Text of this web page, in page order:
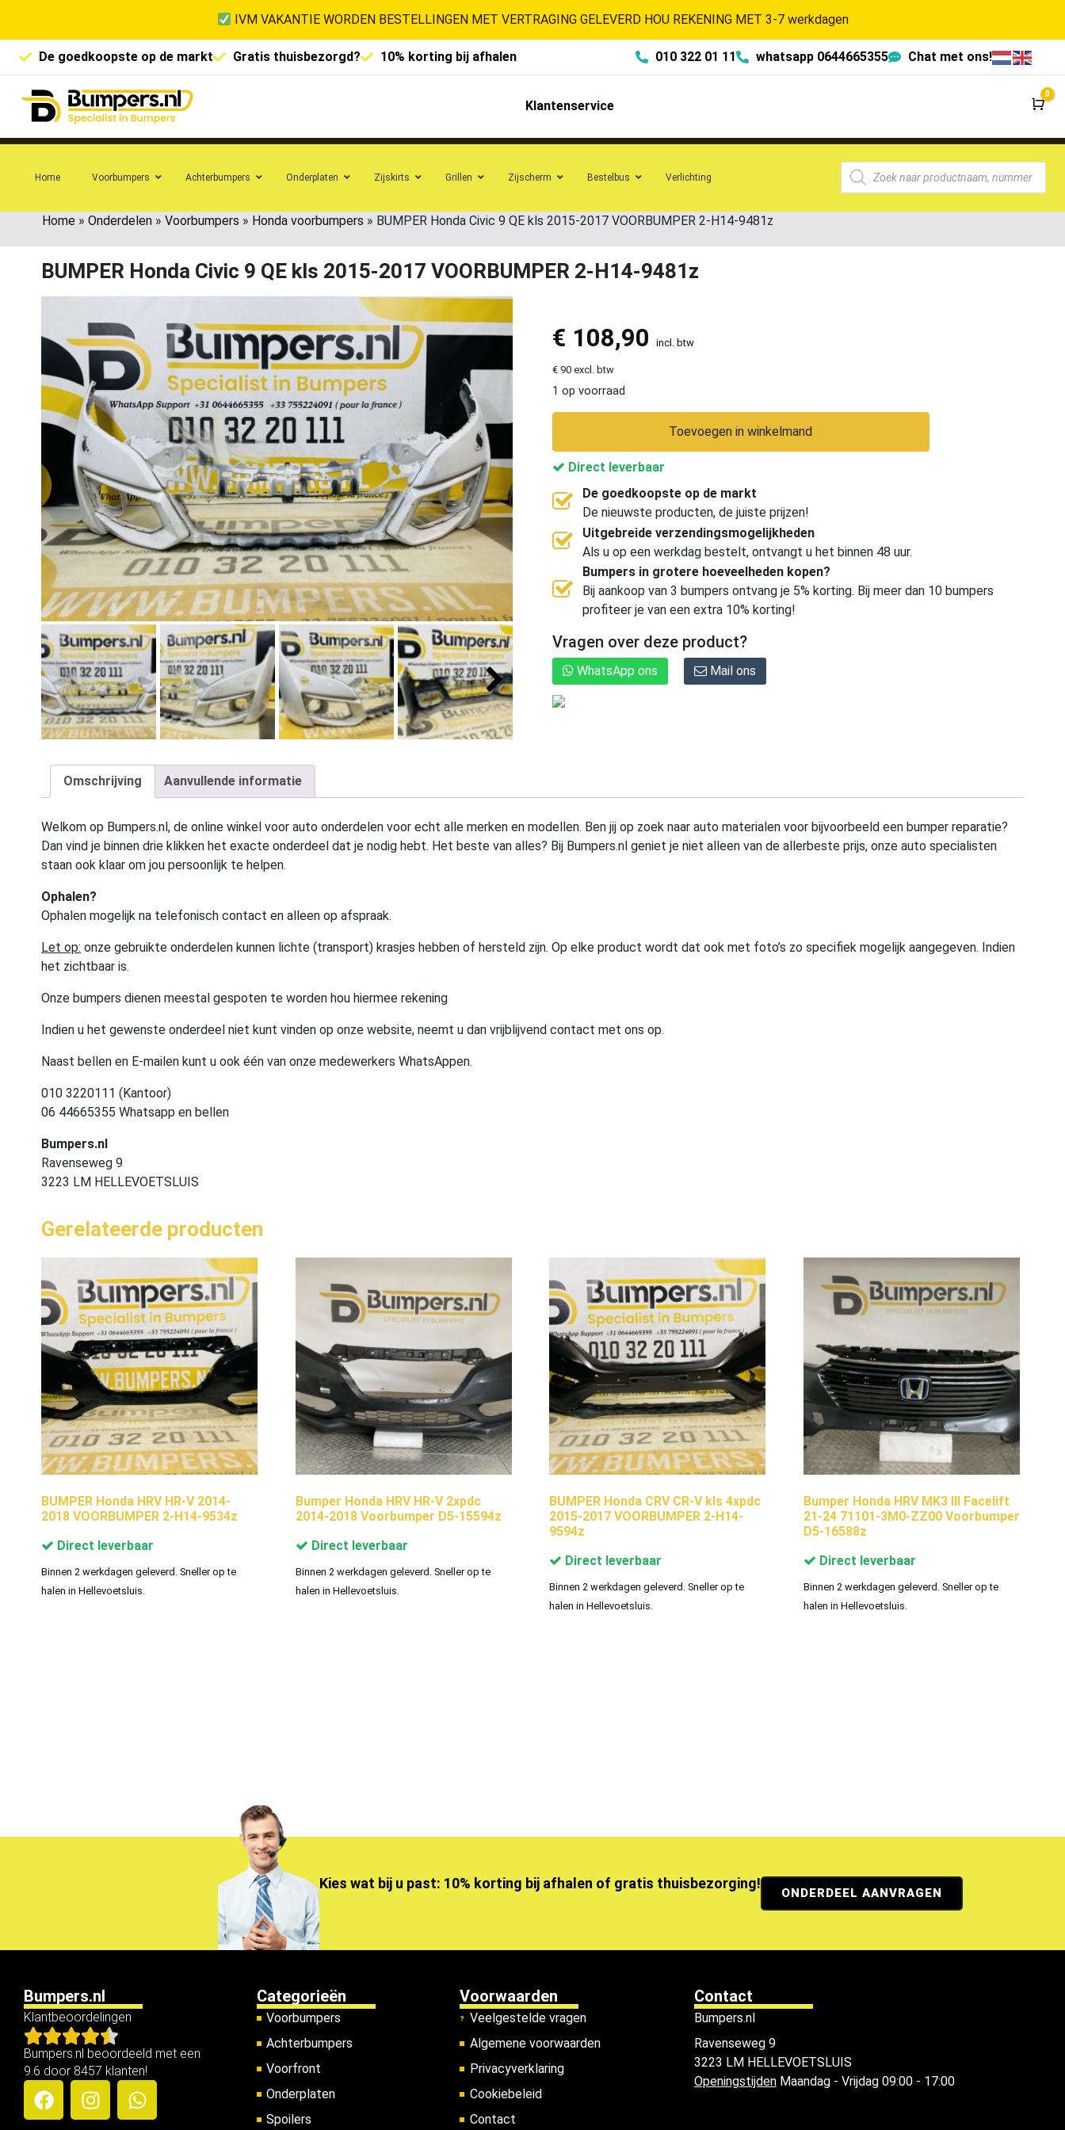
IVM VAKANTIE WORDEN BESTELLINGEN MET VERTRAGING GELEVERD HOU REKENING MET 3-7 werkdagen
De goedkoopste op de markt Gratis thuisbezorgd? 10% korting bij afhalen 010 322 01 11 whatsapp 0644665355 Chat met ons!
Klantenservice
0
Home Voorbumpers Achterbumpers Onderplaten Zijskirts Grillen Zijscherm Bestelbus Verlichting
Home » Onderdelen » Voorbumpers » Honda voorbumpers » BUMPER Honda Civic 9 QE kls 2015-2017 VOORBUMPER 2-H14-9481z
BUMPER Honda Civic 9 QE kls 2015-2017 VOORBUMPER 2-H14-9481z
€ 108,90 incl. btw
€ 90 excl. btw
1 op voorraad
Toevoegen in winkelmand
Direct leverbaar
De goedkoopste op de markt
De nieuwste producten, de juiste prijzen!
Uitgebreide verzendingsmogelijkheden
Als u op een werkdag bestelt, ontvangt u het binnen 48 uur.
Bumpers in grotere hoeveelheden kopen?
Bij aankoop van 3 bumpers ontvang je 5% korting. Bij meer dan 10 bumpers
profiteer je van een extra 10% korting!
Vragen over deze product?
WhatsApp ons Mail ons
Omschrijving Aanvullende informatie
Welkom op Bumpers.nl, de online winkel voor auto onderdelen voor echt alle merken en modellen. Ben jij op zoek naar auto materialen voor bijvoorbeeld een bumper reparatie?
Dan vind je binnen drie klikken het exacte onderdeel dat je nodig hebt. Het beste van alles? Bij Bumpers.nl geniet je niet alleen van de allerbeste prijs, onze auto specialisten
staan ook klaar om jou persoonlijk te helpen.
Ophalen?
Ophalen mogelijk na telefonisch contact en alleen op afspraak.
Let op: onze gebruikte onderdelen kunnen lichte (transport) krasjes hebben of hersteld zijn. Op elke product wordt dat ook met foto’s zo specifiek mogelijk aangegeven. Indien
het zichtbaar is.
Onze bumpers dienen meestal gespoten te worden hou hiermee rekening
Indien u het gewenste onderdeel niet kunt vinden op onze website, neemt u dan vrijblijvend contact met ons op.
Naast bellen en E-mailen kunt u ook één van onze medewerkers WhatsAppen.
010 3220111 (Kantoor)
06 44665355 Whatsapp en bellen
Bumpers.nl
Ravenseweg 9
3223 LM HELLEVOETSLUIS
Gerelateerde producten
BUMPER Honda HRV HR-V 2014-
2018 VOORBUMPER 2-H14-9534z
Direct leverbaar
Binnen 2 werkdagen geleverd. Sneller op te
halen in Hellevoetsluis.
Bumper Honda HRV HR-V 2xpdc
2014-2018 Voorbumper D5-15594z
Direct leverbaar
Binnen 2 werkdagen geleverd. Sneller op te
halen in Hellevoetsluis.
BUMPER Honda CRV CR-V kls 4xpdc
2015-2017 VOORBUMPER 2-H14-
9594z
Direct leverbaar
Binnen 2 werkdagen geleverd. Sneller op te
halen in Hellevoetsluis.
Bumper Honda HRV MK3 III Facelift
21-24 71101-3M0-ZZ00 Voorbumper
D5-16588z
Direct leverbaar
Binnen 2 werkdagen geleverd. Sneller op te
halen in Hellevoetsluis.
Kies wat bij u past: 10% korting bij afhalen of gratis thuisbezorging!
ONDERDEEL AANVRAGEN
Bumpers.nl
Klantbeoordelingen
Bumpers.nl beoordeeld met een
9.6 door 8457 klanten!
Categorieën
Voorbumpers
Achterbumpers
Voorfront
Onderplaten
Spoilers
Voorwaarden
Veelgestelde vragen
Algemene voorwaarden
Privacyverklaring
Cookiebeleid
Contact
Contact
Bumpers.nl
Ravenseweg 9
3223 LM HELLEVOETSLUIS
OpeningstijdenMaandag - Vrijdag 09:00 - 17:00